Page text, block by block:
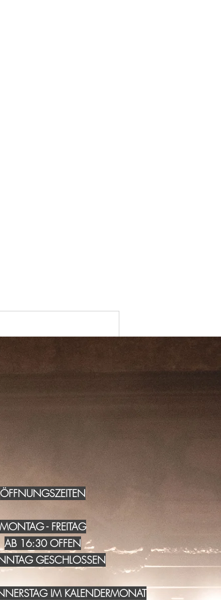
ÖFFNUNGSZEITEN
MONTAG - FREITAG
AB 16:30 OFFEN
GESCHLOSSEN
IM KALENDERMONAT